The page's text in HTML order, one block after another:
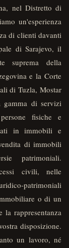
nel Distretto di
un'esperienza
di clienti davanti
di Sarajevo, il
suprema della
e la Corte
di Tuzla, Mostar
gamma di servizi
fisiche e
in immobili e
di immobili
patrimoniali.
civili, nelle
patrimoniali
o di un
rappresentanza
disposizione.
un lavoro, né